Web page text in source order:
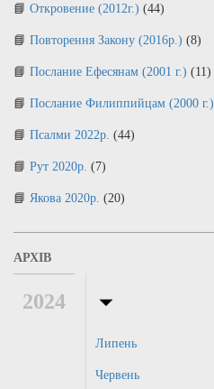
Откровение (2012г.) (44)
Повторення Закону (2016р.) (8)
Послание Ефесянам (2001 г.) (11)
Послание Филиппийцам (2000 г.)
Псалми 2022р. (44)
Рут 2020р. (7)
Якова 2020р. (20)
АРХІВ
2024
Липень
Червень